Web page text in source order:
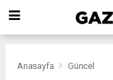
Anasayfa Güncel